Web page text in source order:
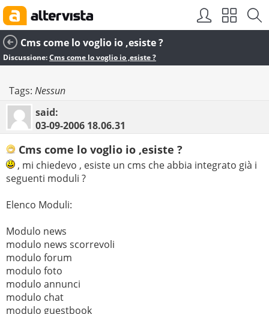
Cms come lo voglio io ,esiste ?
Discussione:Cms come lo voglio io ,esiste ?
Tags: Nessun
said:
03-09-2006 18.06.31
Cms come lo voglio io ,esiste ?
, mi chiedevo , esiste un cms che abbia integrato già i
seguenti moduli ?
Elenco Moduli:
Modulo news
modulo news scorrevoli
modulo forum
modulo foto
modulo annunci
modulo chat
modulo guestbook